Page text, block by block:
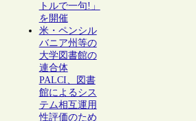
トルで一句!」
を開催
米・ペンシル
バニア州等の
大学図書館の
連合体
PALCI、図書
館によるシス
テム相互運用
性評価のため